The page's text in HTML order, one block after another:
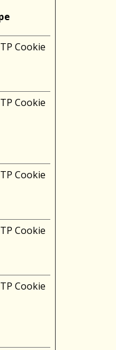
Cookie
Cookie
Cookie
Cookie
Cookie